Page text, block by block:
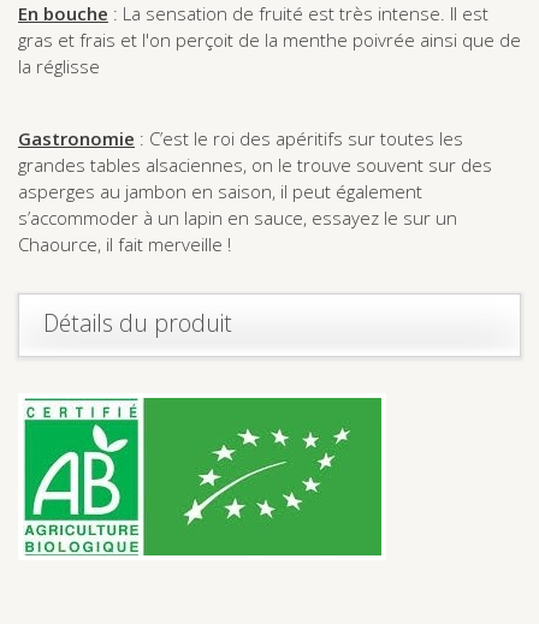
En bouche : La sensation de fruité est très intense. Il est
gras et frais et l'on perçoit de la menthe poivrée ainsi que de
la réglisse
Gastronomie : C’est le roi des apéritifs sur toutes les
grandes tables alsaciennes, on le trouve souvent sur des
asperges au jambon en saison, il peut également
s’accommoder à un lapin en sauce, essayez le sur un
Chaource, il fait merveille !
Détails du produit